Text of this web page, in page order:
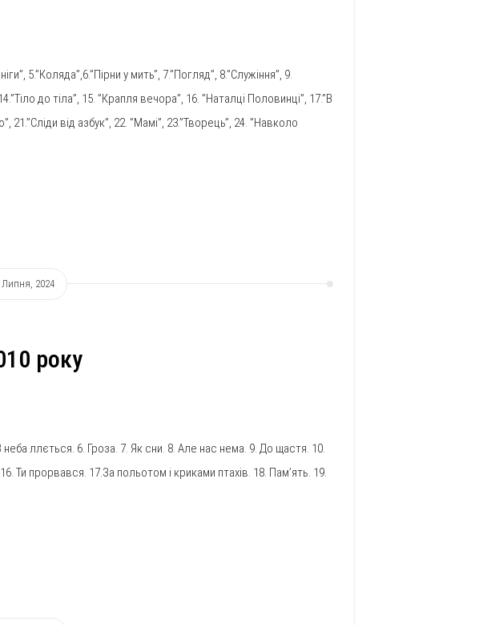
5.”Коляда”,6.”Пірни у мить”, 7.”Погляд”, 8.”Служіння”, 9.
до тіла”, 15. ”Крапля вечора”, 16. ”Наталці Половинці”, 17.”В
21.”Сліди від азбук”, 22. ”Мамі”, 23.”Творець”, 24. ”Навколо
Липня, 2024
року
неба ллється. 6. Гроза. 7. Як сни. 8. Але нас нема. 9. До щастя. 10.
Ти прорвався. 17.За польотом і криками птахів. 18. Пам’ять. 19.